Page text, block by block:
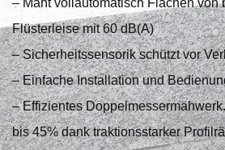
– Mäht vollautomatisch Flächen von
Flüsterleise mit 60 dB(A)
– Sicherheitssensorik schützt vor
– Einfache Installation und
– Effizientes
bis 45% dank traktionsstarker